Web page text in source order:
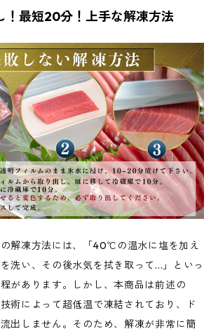
！最短20分！上手な解凍方法
解凍方法には、「40℃の温水に塩を加え
洗い、その後水気を拭き取って...」といっ
があります。しかし、本商品は前述の
技術によって超低温で凍結されており、ド
出しません。そのため、解凍が非常に簡